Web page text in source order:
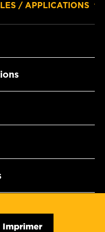
/ APPLICATIONS
Imprimer